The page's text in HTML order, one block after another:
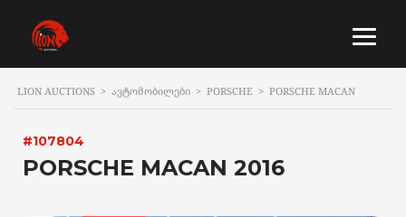
LION AUCTIONS > ᲐᲕᲢᲝᲛᲝᲑᲘᲚᲔᲑᲘ > PORSCHE > PORSCHE MACAN
#107804
PORSCHE MACAN 2016